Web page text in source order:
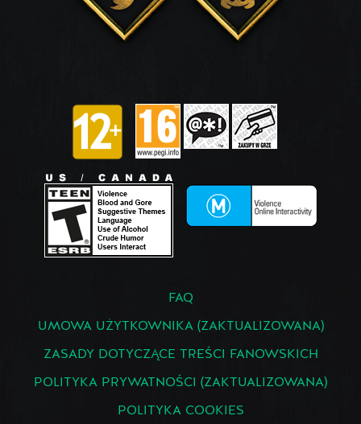
FAQ
UMOWA UŻYTKOWNIKA (ZAKTUALIZOWANA)
ZASADY DOTYCZĄCE TREŚCI FANOWSKICH
POLITYKA PRYWATNOŚCI (ZAKTUALIZOWANA)
POLITYKA COOKIES